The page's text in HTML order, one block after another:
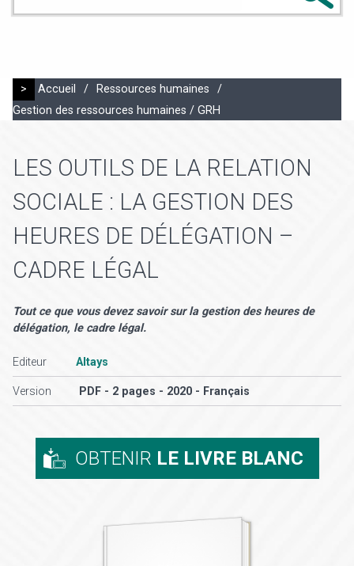
> Accueil / Ressources humaines
/
Gestion des ressources humaines / GRH
LES OUTILS DE LA RELATION
SOCIALE : LA GESTION DES
HEURES DE DÉLÉGATION –
CADRE LÉGAL
Tout ce que vous devez savoir sur la gestion des heures de
délégation, le cadre légal.
Editeur Altays
Version PDF - 2 pages - 2020 - Français
OBTENIR LE LIVRE BLANC